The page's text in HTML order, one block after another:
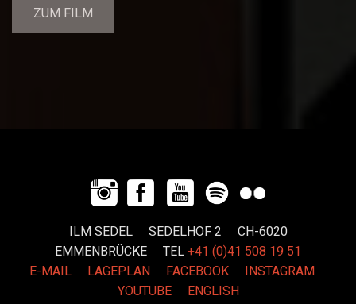
ZUM FILM
ILM SEDEL SEDELHOF 2 CH-6020
EMMENBRÜCKE TEL+41 (0)41 508 19 51
E-MAIL
LAGEPLAN FACEBOOK
INSTAGRAM
YOUTUBE
ENGLISH